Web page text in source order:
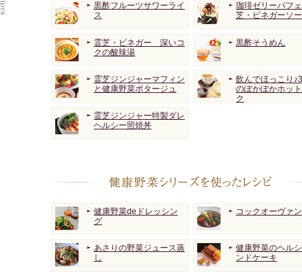
黒酢フルーツサワーライ
ス
珈琲ゼリーパフ
芝・ビネガーソ
霊芝・ビネガー 深いコ
クの酸辣湯
黒酢そうめん
霊芝ジンジャーマフィン
と健康野菜ポタージュ
飲んでほっこり
のぽかぽかホッ
ク
霊芝ジンジャー特製ダレ
ヘルシー照焼丼
健康野菜deドレッシン
グ
コックオーヴァン
あさりの野菜ジュース蒸
し
健康野菜のヘル
ンドケーキ